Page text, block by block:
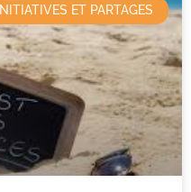
INITIATIVES ET PARTAGES